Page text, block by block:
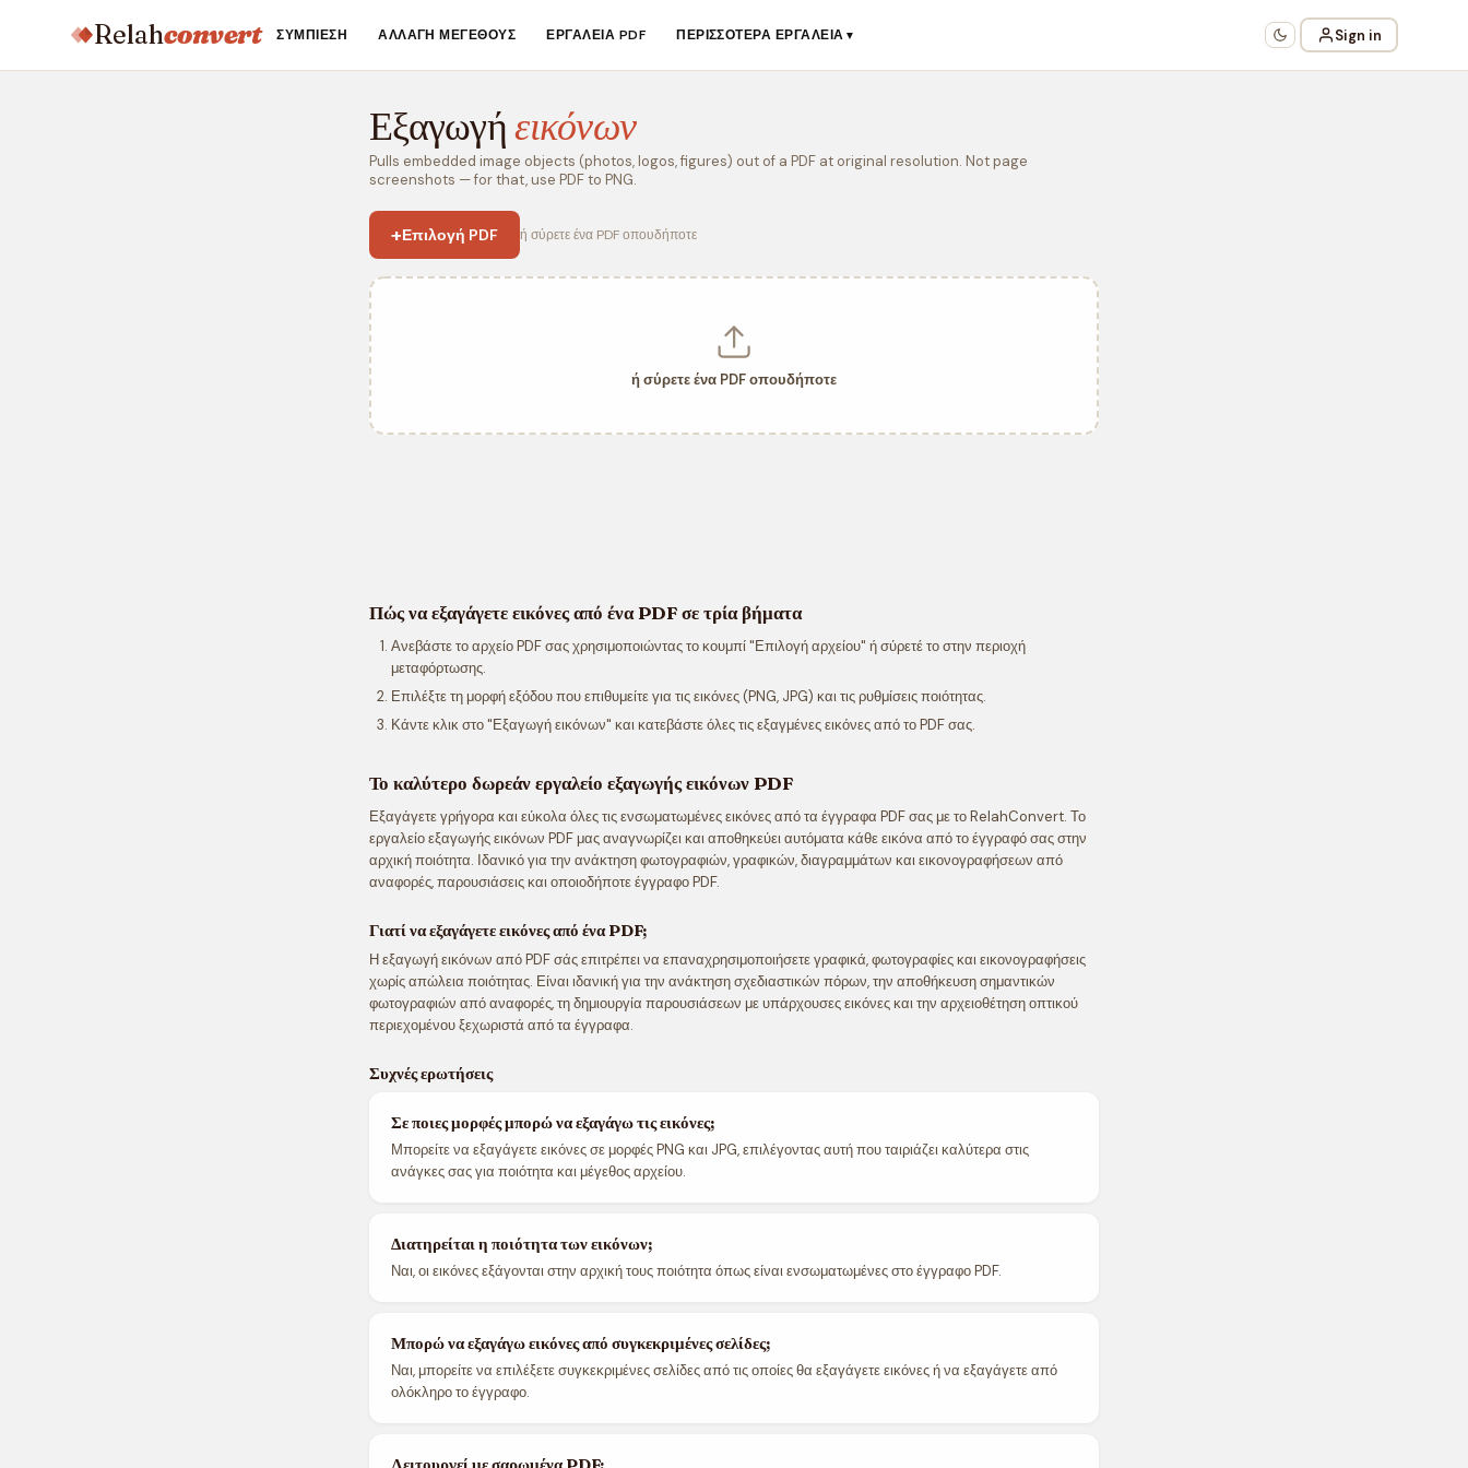
Relahconvert ΣΥΜΠΊΕΣΗ ΑΛΛΑΓΉ ΜΕΓΈΘΟΥΣ ΕΡΓΑΛΕΊΑ PDF ΠΕΡΙΣΣΌΤΕΡΑ ΕΡΓΑΛΕΊΑ ▼ Sign in
Εξαγωγήεικόνων
Pulls embedded image objects (photos, logos, figures) out of a PDF at original resolution. Not page
screenshots — for that, use PDF to PNG.
+Επιλογή PDF ή σύρετε ένα PDF οπουδήποτε
ή σύρετε ένα PDF οπουδήποτε
Πώς να εξαγάγετε εικόνες από ένα PDF σε τρία βήματα
Ανεβάστε το αρχείο PDF σας χρησιμοποιώντας το κουμπί "Επιλογή αρχείου" ή σύρετέ το στην περιοχή
μεταφόρτωσης.
Επιλέξτε τη μορφή εξόδου που επιθυμείτε για τις εικόνες (PNG, JPG) και τις ρυθμίσεις ποιότητας.
Κάντε κλικ στο "Εξαγωγή εικόνων" και κατεβάστε όλες τις εξαγμένες εικόνες από το PDF σας.
Το καλύτερο δωρεάν εργαλείο εξαγωγής εικόνων PDF
Εξαγάγετε γρήγορα και εύκολα όλες τις ενσωματωμένες εικόνες από τα έγγραφα PDF σας με το RelahConvert. Το
εργαλείο εξαγωγής εικόνων PDF μας αναγνωρίζει και αποθηκεύει αυτόματα κάθε εικόνα από το έγγραφό σας στην
αρχική ποιότητα. Ιδανικό για την ανάκτηση φωτογραφιών, γραφικών, διαγραμμάτων και εικονογραφήσεων από
αναφορές, παρουσιάσεις και οποιοδήποτε έγγραφο PDF.
Γιατί να εξαγάγετε εικόνες από ένα PDF;
Η εξαγωγή εικόνων από PDF σάς επιτρέπει να επαναχρησιμοποιήσετε γραφικά, φωτογραφίες και εικονογραφήσεις
χωρίς απώλεια ποιότητας. Είναι ιδανική για την ανάκτηση σχεδιαστικών πόρων, την αποθήκευση σημαντικών
φωτογραφιών από αναφορές, τη δημιουργία παρουσιάσεων με υπάρχουσες εικόνες και την αρχειοθέτηση οπτικού
περιεχομένου ξεχωριστά από τα έγγραφα.
Συχνές ερωτήσεις
Σε ποιες μορφές μπορώ να εξαγάγω τις εικόνες;
Μπορείτε να εξαγάγετε εικόνες σε μορφές PNG και JPG, επιλέγοντας αυτή που ταιριάζει καλύτερα στις
ανάγκες σας για ποιότητα και μέγεθος αρχείου.
Διατηρείται η ποιότητα των εικόνων;
Ναι, οι εικόνες εξάγονται στην αρχική τους ποιότητα όπως είναι ενσωματωμένες στο έγγραφο PDF.
Μπορώ να εξαγάγω εικόνες από συγκεκριμένες σελίδες;
Ναι, μπορείτε να επιλέξετε συγκεκριμένες σελίδες από τις οποίες θα εξαγάγετε εικόνες ή να εξαγάγετε από
ολόκληρο το έγγραφο.